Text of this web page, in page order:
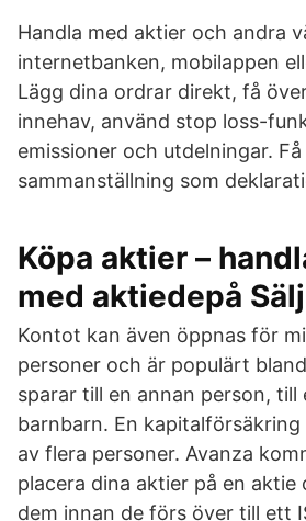
Handla med aktier och andra
internetbanken, mobilappen
Lägg dina ordrar direkt, få
innehav, använd stop loss-
emissioner och utdelningar. Få
sammanställning som
Köpa aktier –
med aktiedepå
Kontot kan även öppnas för
personer och är populärt
sparar till en annan person, till
barnbarn. En kapitalförsäkring
av flera personer. Avanza
placera dina aktier på en
dem innan de förs över till ett